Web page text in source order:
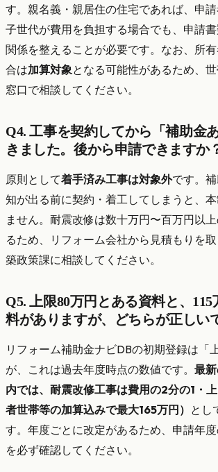
す。親名義・親居住の住宅であれば、申請
子世代が費用を負担する場合でも、申請
関係を整えることが必要です。なお、所
合は加算対象となる可能性があるため、
窓口で相談してください。
Q4. 工事を契約してから「補助金
きました。後から申請できますか
原則として着手済み工事は対象外です。
知が出る前に契約・着工してしまうと、
ません。耐震改修は数十万円〜百万円以
るため、リフォーム会社から見積もりを
築政策課に相談してください。
Q5. 上限80万円とある資料と、
料がありますが、どちらが正しい
リフォーム補助金ナビDBの初期登録は「
が、これは過去年度時点の数値です。 最
内では、耐震改修工事は費用の2分の1・
者世帯等の加算込みで最大165万円） とし
す。年度ごとに改定があるため、申請年
を必ず確認してください。